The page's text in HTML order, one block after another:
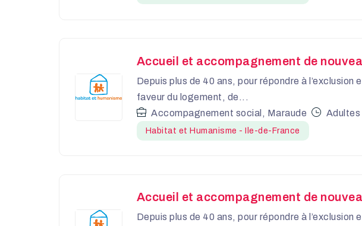
Accueil et accompagnement de
Depuis plus de 40 ans, pour répondre à
faveur du logement, de...
Accompagnement social, Maraude
Adultes
Habitat et Humanisme - Ile-de-France
Accueil et accompagnement de
Depuis plus de 40 ans, pour répondre à